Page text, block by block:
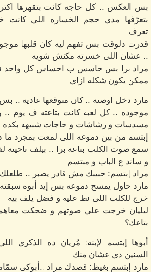
بس العكس .. كل حاجه كانت بتقهرها اكتر
بتعرّفها مدى حجم الخساره اللى كانت
تعرف
قدرت دلوقت بس تفهم ليه كان قلبها
.. عشان اللى خسرته مكنش شويه
مراد برا بس حاسس ب احساس كل واحد
ممكن يكون شكله ازاى
مارد دخل اوضته .. كان متوقعها عاديه ..
موجوده .. كل لعبه كانت بتاعته ف يوم .. و
مسدسات و رشاشات و حاجات شبيهه بكده
إبتسم من بين دموعه اللى لمعت بمجرد
سمع صوت الكلب بتاعه برا .. بيلف ناحيته
و ساند ع الباب و مبتسم
مراد إبتسم: حبيبك مش قادر يصبر .. طلعلك
مارد حاول يمسح دموعه بس إيد أبوه سبقته
خرج للكلب اللى نط عليه و فضل يلف بيه
ليليان خرجت على صوتهم و ضحكت
بتاعك؟
أبوها إبتسم لإبنه: مُريان ده الذكرى
السنين دى عشان منك
مارد إبتسم بغيظ: قصدك مراد ..أبوكى